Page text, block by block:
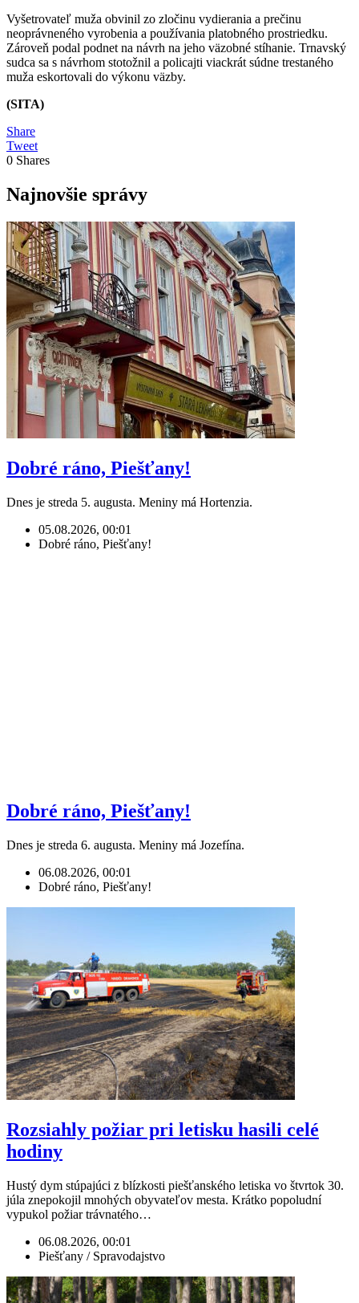
Vyšetrovateľ muža obvinil zo zločinu vydierania a prečinu
neoprávneného vyrobenia a používania platobného prostriedku.
Zároveň podal podnet na návrh na jeho väzobné stíhanie. Trnavský
sudca sa s návrhom stotožnil a policajti viackrát súdne trestaného
muža eskortovali do výkonu väzby.
(SITA)
Share
Tweet
0 Shares
Najnovšie správy
Dobré ráno, Piešťany!
Dnes je streda 5. augusta. Meniny má Hortenzia.
05.08.2026, 00:01
Dobré ráno, Piešťany!
Dobré ráno, Piešťany!
Dnes je streda 6. augusta. Meniny má Jozefína.
06.08.2026, 00:01
Dobré ráno, Piešťany!
Rozsiahly požiar pri letisku hasili celé
hodiny
Hustý dym stúpajúci z blízkosti piešťanského letiska vo štvrtok 30.
júla znepokojil mnohých obyvateľov mesta. Krátko popoludní
vypukol požiar trávnatého…
06.08.2026, 00:01
Piešťany / Spravodajstvo